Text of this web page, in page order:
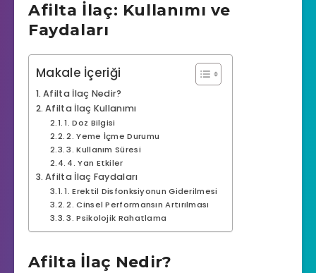
Afilta İlaç: Kullanımı ve
Faydaları
Makale İçeriği
Afilta İlaç Nedir?
Afilta İlaç Kullanımı
1. Doz Bilgisi
2. Yeme İçme Durumu
3. Kullanım Süresi
4. Yan Etkiler
Afilta İlaç Faydaları
1. Erektil Disfonksiyonun Giderilmesi
2. Cinsel Performansın Artırılması
3. Psikolojik Rahatlama
Afilta İlaç Nedir?